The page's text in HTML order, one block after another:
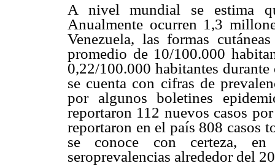
A nivel mundial se estima
Anualmente ocurren 1,3
Venezuela, las formas
promedio de 10/100.000
0,22/100.000 habitantes
se cuenta con cifras de
por algunos boletines
reportaron 112 nuevos casos
reportaron en el país 808 casos
se conoce con certeza,
seroprevalencias alrededor del